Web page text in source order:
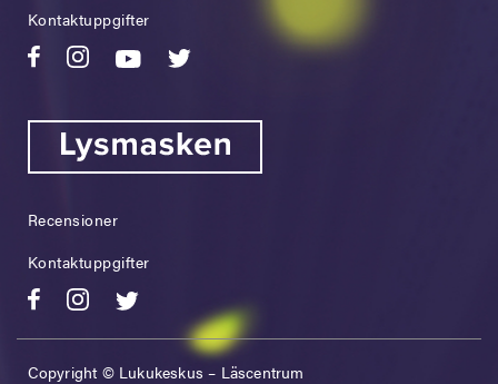
Kontaktuppgifter
Recensioner
Kontaktuppgifter
Copyright © Lukukeskus – Läscentrum